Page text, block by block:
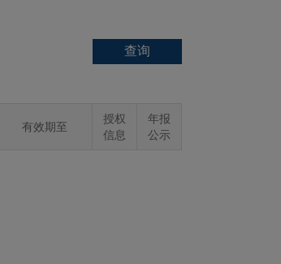
有效期至
授权
信息
年报
公示